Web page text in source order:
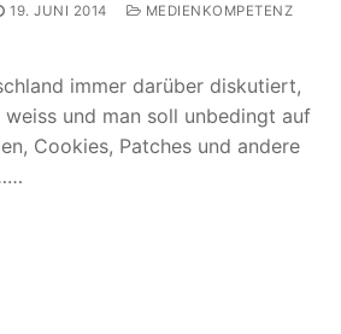
19. JUNI 2014
MEDIENKOMPETENZ
immer darüber diskutiert,
und man soll unbedingt auf
Cookies, Patches und andere